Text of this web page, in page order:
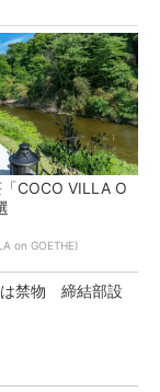
COCO VILLA O
on GOETHE)
は禁物 締結部設